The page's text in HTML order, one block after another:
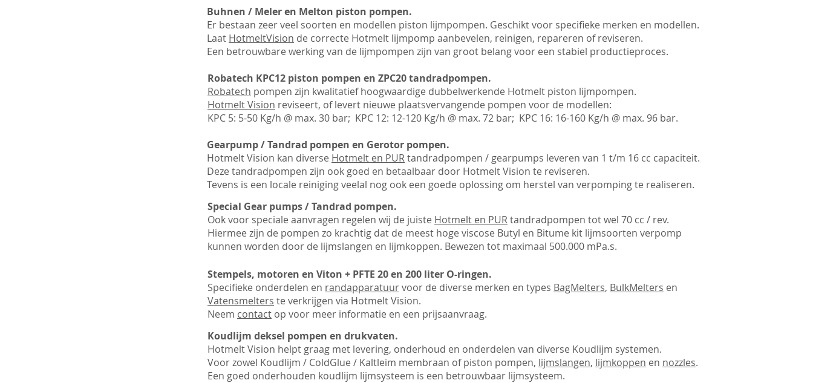
Buhnen / Meler en Melton piston pompen.
Er bestaan zeer veel soorten en modellen piston lijmpompen. Geschikt voor specifieke merken en modellen.
Laat HotmeltVision de correcte Hotmelt lijmpomp aanbevelen, reinigen, repareren of reviseren.
Een betrouwbare werking van de lijmpompen zijn van groot belang voor een stabiel productieproces.
Robatech KPC12 piston pompen en ZPC20 tandradpompen.
Robatech pompen zijn kwalitatief hoogwaardige dubbelwerkende Hotmelt piston lijmpompen.
Hotmelt Vision reviseert, of levert nieuwe plaatsvervangende pompen voor de modellen:
KPC 5: 5-50 Kg/h @ max. 30 bar; KPC 12: 12-120 Kg/h @ max. 72 bar; KPC 16: 16-160 Kg/h @ max. 96 bar.
Gearpump / Tandrad pompen en Gerotor pompen.
Hotmelt Vision kan diverse Hotmelt en PURtandradpompen / gearpumps leveren van 1 t/m 16 cc capaciteit.
Deze tandradpompen zijn ook goed en betaalbaar door Hotmelt Vision te reviseren.
Tevens is een locale reiniging veelal nog ook een goede oplossing om herstel van verpomping te realiseren.
Special Gear pumps / Tandrad pompen.
Ook voor speciale aanvragen regelen wij de juiste Hotmelt en PURtandradpompen tot wel 70 cc / rev.
Hiermee zijn de pompen zo krachtig dat de meest hoge viscose Butyl en Bitume kit lijmsoorten verpomp
kunnen worden door de lijmslangen en lijmkoppen. Bewezen tot maximaal 500.000 mPa.s.
Stempels, motoren en Viton + PFTE 20 en 200 liter O-ringen.
Specifieke onderdelen en randapparatuurvoor de diverse merken en types BagMelters, BulkMelters en
Vatensmelters te verkrijgen via Hotmelt Vision.
Neem contact op voor meer informatie en een prijsaanvraag.
Koudlijm deksel pompen en drukvaten.
Hotmelt Vision helpt graag met levering, onderhoud en onderdelen van diverse Koudlijm systemen.
Voor zowel Koudlijm / ColdGlue / Kaltleim membraan of piston pompen, lijmslangen, lijmkoppen en nozzles.
Een goed onderhouden koudlijm lijmsysteem is een betrouwbaar lijmsysteem.